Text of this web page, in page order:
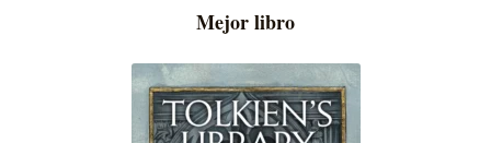
Mejor libro